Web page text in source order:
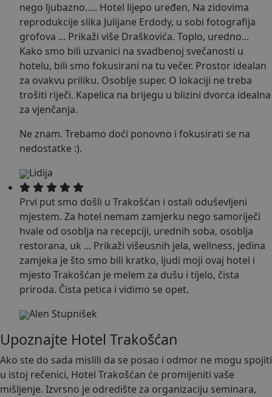
nego ljubazno..... Hotel lijepo uređen, Na zidovima
reprodukcije slika Julijane Erdody, u sobi fotografija
grofova ... Prikaži više Draškovića. Toplo, uredno...
Kako smo bili uzvanici na svadbenoj svečanosti u
hotelu, bili smo fokusirani na tu večer. Prostor idealan
za ovakvu priliku. Osoblje super. O lokaciji ne treba
trošiti riječi. Kapelica na brijegu u blizini dvorca idealna
za vjenčanja.
Ne znam. Trebamo doći ponovno i fokusirati se na
nedostatke :).
Lidija
Prvi put smo došli u Trakošćan i ostali oduševljeni
mjestem. Za hotel nemam zamjerku nego samoriječi
hvale od osoblja na recepciji, urednih soba, osoblja
restorana, uk ... Prikaži višeusnih jela, wellness, jedina
zamjeka je što smo bili kratko, ljudi moji ovaj hotel i
mjesto Trakošćan je melem za dušu i tijelo, čista
priroda. Čista petica i vidimo se opet.
Alen Stupnišek
Upoznajte Hotel Trakošćan
Ako ste do sada mislili da se posao i odmor ne mogu spojiti
u istoj rečenici, Hotel Trakošćan će promijeniti vaše
mišljenje. Izvrsno je odredište za organizaciju seminara,